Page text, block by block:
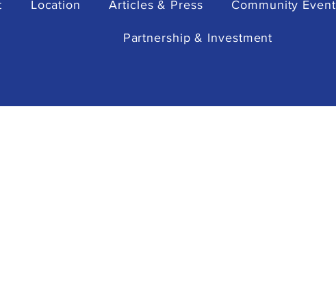
Location Articles & Press Community Event
Partnership & Investment